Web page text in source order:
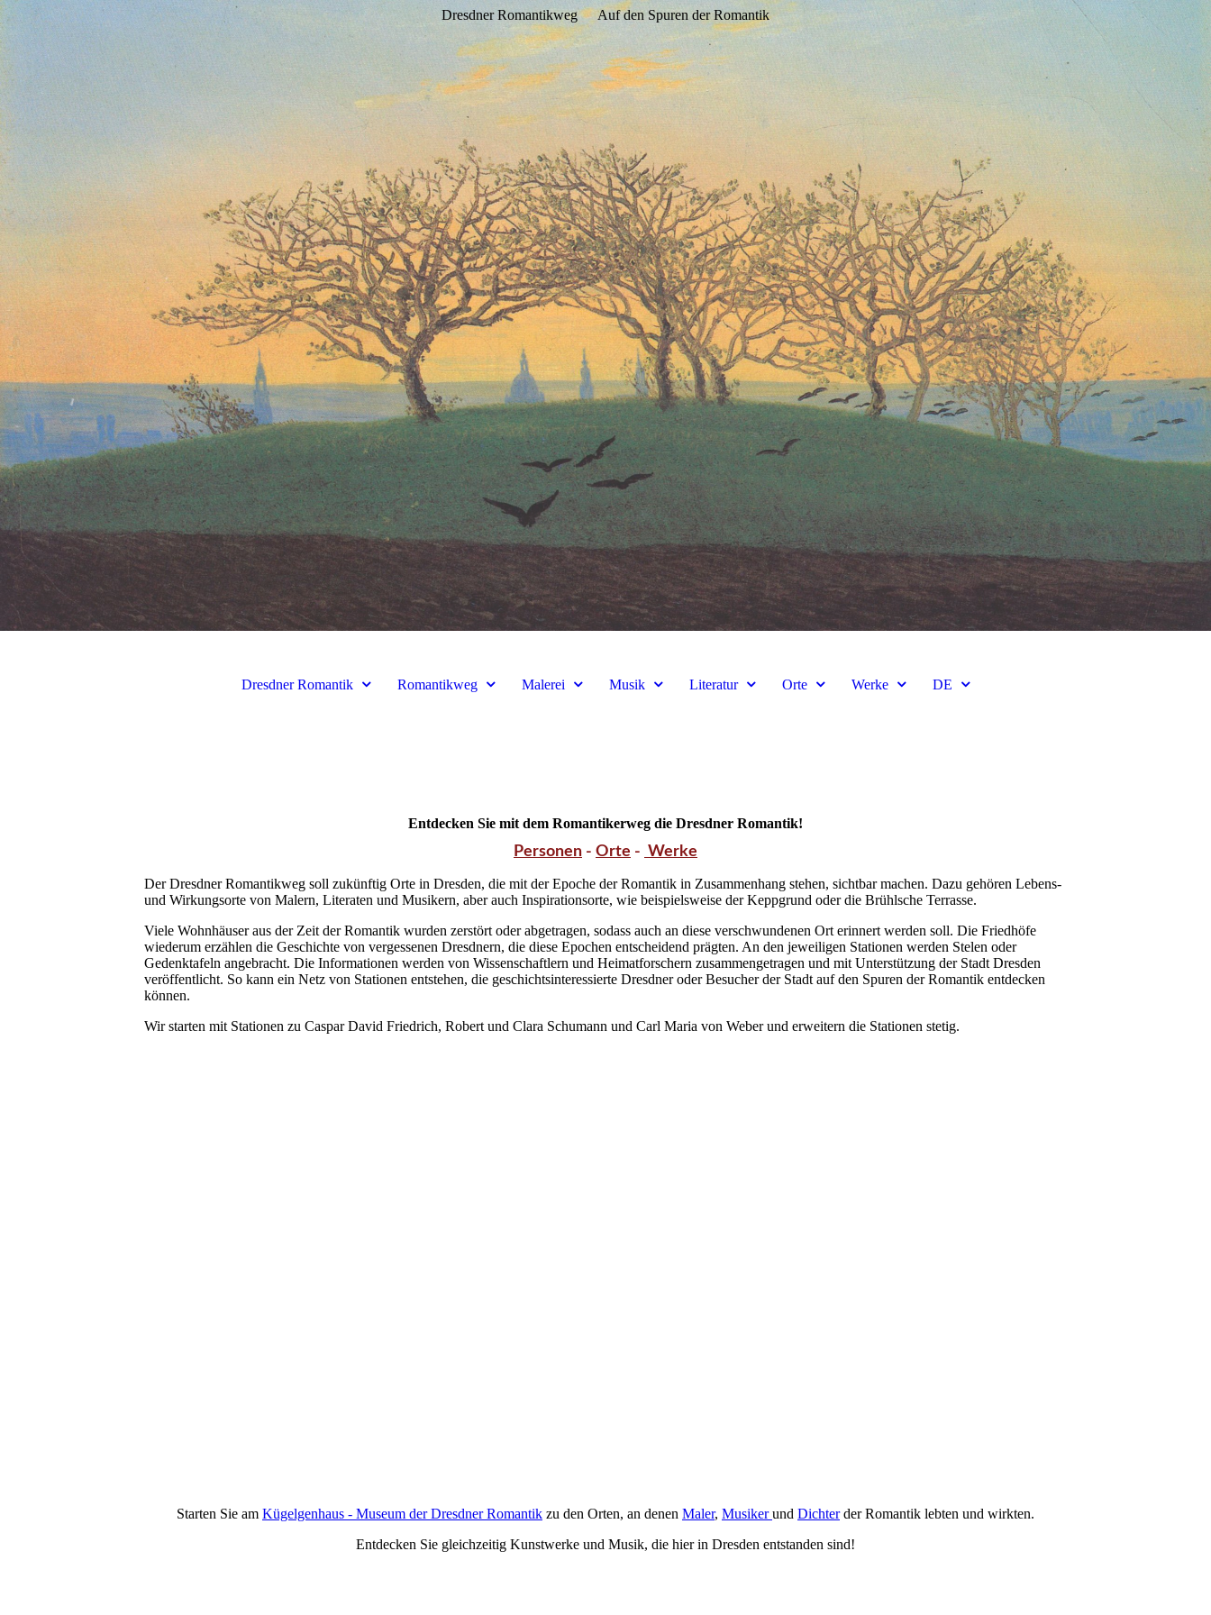
Dresdner Romantikweg Auf den Spuren der Romantik
Dresdner Romantik Romantikweg Malerei Musik Literatur Orte Werke DE
Entdecken Sie mit dem Romantikerweg die Dresdner Romantik!
Personen - Orte - Werke
Der Dresdner Romantikweg soll zukünftig Orte in Dresden, die mit der Epoche der Romantik in Zusammenhang stehen, sichtbar machen. Dazu gehören Lebens-
und Wirkungsorte von Malern, Literaten und Musikern, aber auch Inspirationsorte, wie beispielsweise der Keppgrund oder die Brühlsche Terrasse.
Viele Wohnhäuser aus der Zeit der Romantik wurden zerstört oder abgetragen, sodass auch an diese verschwundenen Ort erinnert werden soll. Die Friedhöfe
wiederum erzählen die Geschichte von vergessenen Dresdnern, die diese Epochen entscheidend prägten. An den jeweiligen Stationen werden Stelen oder
Gedenktafeln angebracht. Die Informationen werden von Wissenschaftlern und Heimatforschern zusammengetragen und mit Unterstützung der Stadt Dresden
veröffentlicht. So kann ein Netz von Stationen entstehen, die geschichtsinteressierte Dresdner oder Besucher der Stadt auf den Spuren der Romantik entdecken
können.
Wir starten mit Stationen zu Caspar David Friedrich, Robert und Clara Schumann und Carl Maria von Weber und erweitern die Stationen stetig.
Starten Sie am Kügelgenhaus - Museum der Dresdner Romantik zu den Orten, an denen Maler, Musikerund Dichterder Romantik lebten und wirkten.
Entdecken Sie gleichzeitig Kunstwerke und Musik, die hier in Dresden entstanden sind!